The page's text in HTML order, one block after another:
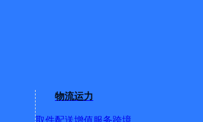
物流运力
；健康路；三岔路；五寨县县政府五
新日期：2022-6-1 18:20:37_b】